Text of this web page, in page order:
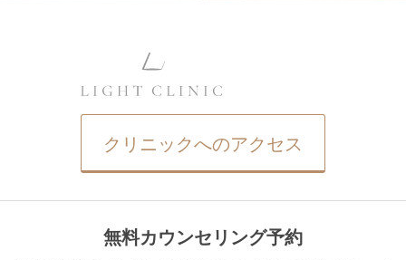
クリニックへのアクセス
無料カウンセリング予約